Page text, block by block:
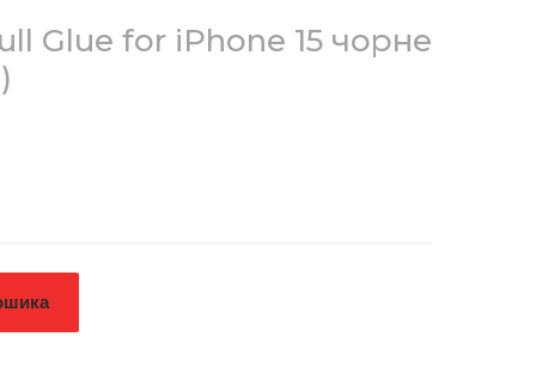
Glue for iPhone 15 чорне